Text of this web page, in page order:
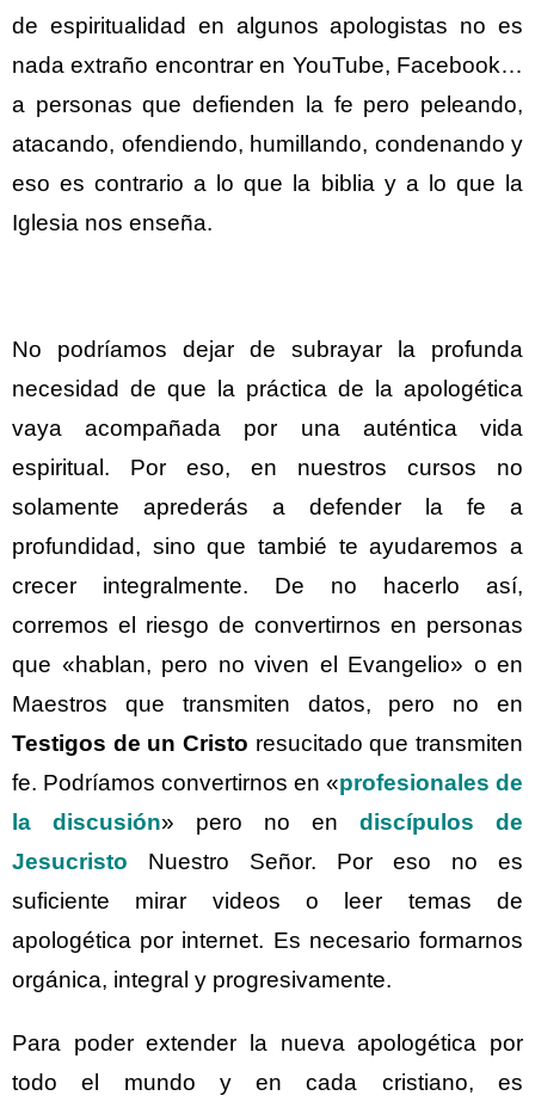
de espiritualidad en algunos apologistas no es
nada extraño encontrar en YouTube, Facebook…
a personas que defienden la fe pero peleando,
atacando, ofendiendo, humillando, condenando y
eso es contrario a lo que la biblia y a lo que la
Iglesia nos enseña.
No podríamos dejar de subrayar la profunda
necesidad de que la práctica de la apologética
vaya acompañada por una auténtica vida
espiritual. Por eso, en nuestros cursos no
solamente aprederás a defender la fe a
profundidad, sino que tambié te ayudaremos a
crecer integralmente. De no hacerlo así,
corremos el riesgo de convertirnos en personas
que «hablan, pero no viven el Evangelio» o en
Maestros que transmiten datos, pero no en
Testigos de un Cristo resucitado que transmiten
fe. Podríamos convertirnos en «profesionales de
la discusión» pero no en discípulos de
Jesucristo Nuestro Señor. Por eso no es
suficiente mirar videos o leer temas de
apologética por internet. Es necesario formarnos
orgánica, integral y progresivamente.
Para poder extender la nueva apologética por
todo el mundo y en cada cristiano, es